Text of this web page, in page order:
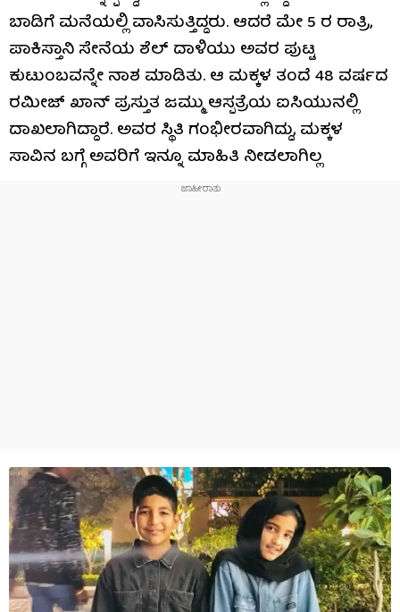
ಬಾಡಿಗೆ ಮನೆಯಲ್ಲಿ ವಾಸಿಸುತ್ತಿದ್ದರು. ಆದರೆ ಮೇ 5 ರ ರಾತ್ರಿ,
ಪಾಕಿಸ್ತಾನಿ ಸೇನೆಯ ಶೆಲ್ ದಾಳಿಯು ಅವರ ಪುಟ್ಟ
ಕುಟುಂಬವನ್ನೇ ನಾಶ ಮಾಡಿತು. ಆ ಮಕ್ಕಳ ತಂದೆ 48 ವರ್ಷದ
ರಮೀಜ್ ಖಾನ್ ಪ್ರಸ್ತುತ ಜಮ್ಮು ಆಸ್ಪತ್ರೆಯ ಐಸಿಯುನಲ್ಲಿ
ದಾಖಲಾಗಿದ್ದಾರೆ. ಅವರ ಸ್ಥಿತಿ ಗಂಭೀರವಾಗಿದ್ದು, ಮಕ್ಕಳ
ಸಾವಿನ ಬಗ್ಗೆ ಅವರಿಗೆ ಇನ್ನೂ ಮಾಹಿತಿ ನೀಡಲಾಗಿಲ್ಲ